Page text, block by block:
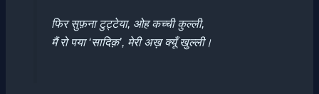
फिर सुफ़ना टुट्टेया, ओह कच्ची कुल्ली,
मैं रो पया ‘सादिक़’, मेरी अख़ क्यूँ खुल्ली।